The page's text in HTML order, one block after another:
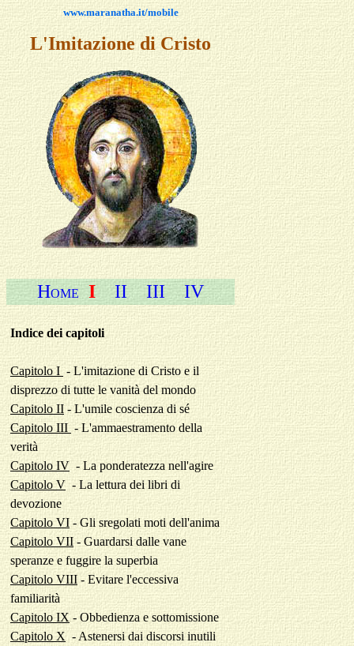
www.maranatha.it/mobile
L'Imitazione di Cristo
HOME I II III IV
Indicedei capitoli
Capitolo I - L'imitazione di Cristo e il
disprezzo di tutte le vanità del mondo
Capitolo II -L'umile coscienza di sé
Capitolo III -L'ammaestramento della
verità
Capitolo IV -La ponderatezza nell'agire
Capitolo V - La lettura dei libri di
devozione
Capitolo VI-Gli sregolati moti dell'anima
Capitolo VII- Guardarsi dalle vane
speranze e fuggire la superbia
Capitolo VIII - Evitare l'eccessiva
familiarità
Capitolo IX - Obbedienza e sottomissione
Capitolo X - Astenersi dai discorsi inutili